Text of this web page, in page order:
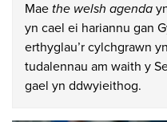
Mae the welsh agenda
yn cael ei hariannu gan
erthyglau’r cylchgrawn
tudalennau am waith y
gael yn ddwyieithog.